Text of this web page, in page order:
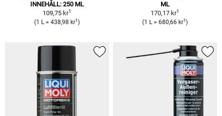
INNEHÅLL: 250 ML
109,75 kr1
(1 L = 438,98 kr1 )
ML
170,17 kr1
(1 L = 680,66 kr1 )